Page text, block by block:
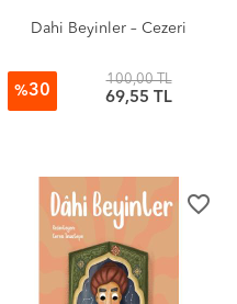
Dahi Beyinler – Cezeri
%30
100,00 TL
69,55 TL
favorite_border